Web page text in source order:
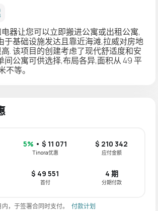
器让您可以立即搬进公寓或出租公寓,
于基础设施发达且靠近海滩,拉威对房地
. 该项目的创建考虑了现代舒适度和安
间公寓可供选择,布局各异,面积从 49 平
不等。
5% • $ 11 071
Tinora优惠
$ 210 342
应付金额
$ 49 551
首付
4 期
分期付款
，于签署合同时支付。 付款计划